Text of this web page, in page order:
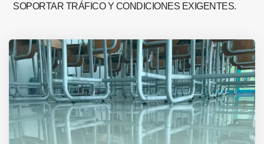
SOPORTAR TRÁFICO Y CONDICIONES EXIGENTES.